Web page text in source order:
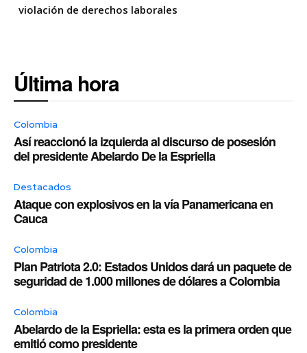
violación de derechos laborales
Última hora
Colombia
Así reaccionó la izquierda al discurso de posesión
del presidente Abelardo De la Espriella
Destacados
Ataque con explosivos en la vía Panamericana en
Cauca
Colombia
Plan Patriota 2.0: Estados Unidos dará un paquete de
seguridad de 1.000 millones de dólares a Colombia
Colombia
Abelardo de la Espriella: esta es la primera orden que
emitió como presidente